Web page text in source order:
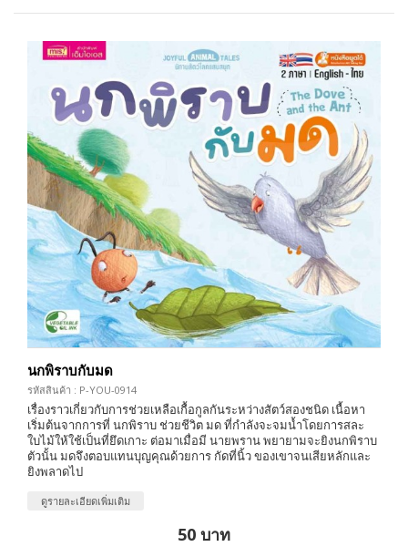
นกพิราบกับมด
รหัสสินค้า : P-YOU-0914
เรื่องราวเกี่ยวกับการช่วยเหลือเกื้อกูลกันระหว่างสัตว์สองชนิด เนื้อหา
เริ่มต้นจากการที่ นกพิราบ ช่วยชีวิต มด ที่กำลังจะจมน้ำโดยการสละ
ใบไม้ให้ใช้เป็นที่ยึดเกาะ ต่อมาเมื่อมี นายพราน พยายามจะยิงนกพิราบ
ตัวนั้น มดจึงตอบแทนบุญคุณด้วยการ กัดที่นิ้ว ของเขาจนเสียหลักและ
ยิงพลาดไป
ดูรายละเอียดเพิ่มเติม
50 บาท